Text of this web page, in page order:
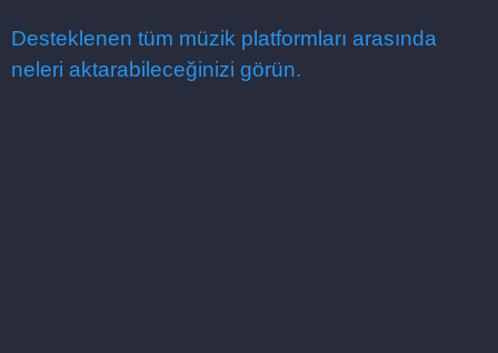
Desteklenen tüm müzik platformları arasında
neleri aktarabileceğinizi görün.